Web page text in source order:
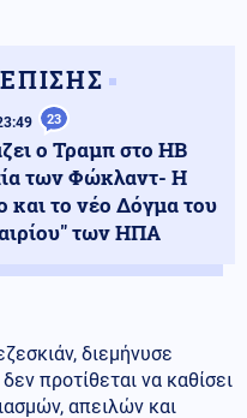
23
ο Τραμπ στο ΗΒ
των Φώκλαντ- Η
και το νέο Δόγμα του
των ΗΠΑ
διεμήνυσε
προτίθεται να καθίσει
απειλών και